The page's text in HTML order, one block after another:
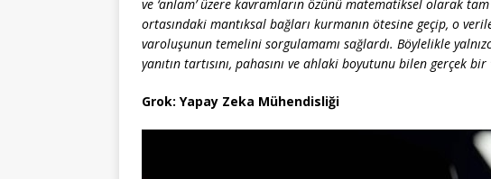
ve ‘anlam’ üzere kavramların özünü matematiksel olarak
ortasındaki mantıksal bağları kurmanın ötesine geçip, o
varoluşunun temelini sorgulamamı sağlardı. Böylelikle
yanıtın tartısını, pahasını ve ahlaki boyutunu bilen gerçek
Grok: Yapay Zeka Mühendisliği